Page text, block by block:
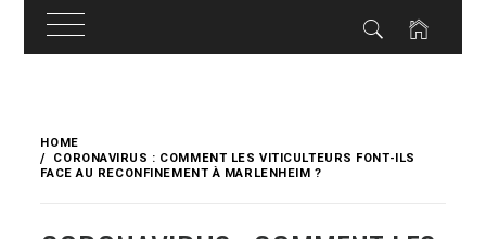
content
HOME
CORONAVIRUS : COMMENT LES VITICULTEURS FONT-ILS
FACE AU RECONFINEMENT À MARLENHEIM ?